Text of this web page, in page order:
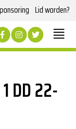
Lid worden?
DD 22-